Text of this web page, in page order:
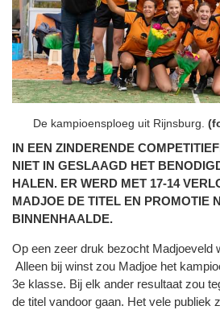
De kampioensploeg uit Rijnsburg.
IN EEN ZINDERENDE
NIET IN GESLAAGD HET
HALEN. ER WERD MET 17-14
MADJOE DE TITEL EN PROMOTIE
BINNENHAALDE.
Op een zeer druk bezocht Madjoeveld
Alleen bij winst zou Madjoe het
3e klasse. Bij elk ander resultaat zou
de titel vandoor gaan. Het vele publiek